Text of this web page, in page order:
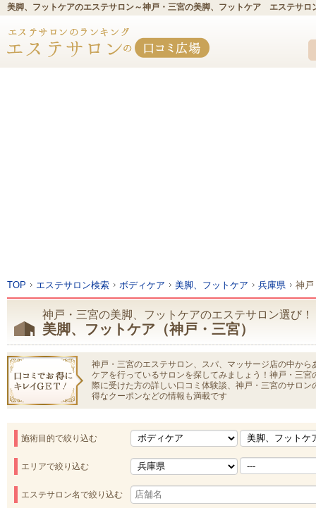
美脚、フットケアのエステサロン～神戸・三宮の美脚、フットケア エステサロ
TOP エステサロン検索 ボディケア 美脚、フットケア 兵庫県 神戸
神戸・三宮の美脚、フットケアのエステサロン選び！
美脚、フットケア（神戸・三宮）
神戸・三宮のエステサロン、スパ、マッサージ店の中か
ケアを行っているサロンを探してみましょう！神戸・三
際に受けた方の詳しい口コミ体験談、神戸・三宮のサロ
得なクーポンなどの情報も満載です
施術目的で絞り込む
エリアで絞り込む
エステサロン名で絞り込む